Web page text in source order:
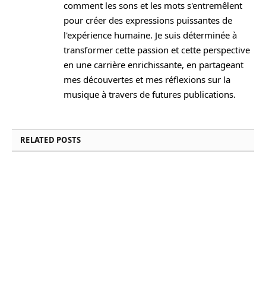
comment les sons et les mots s'entremêlent
pour créer des expressions puissantes de
l'expérience humaine. Je suis déterminée à
transformer cette passion et cette perspective
en une carrière enrichissante, en partageant
mes découvertes et mes réflexions sur la
musique à travers de futures publications.
RELATED POSTS